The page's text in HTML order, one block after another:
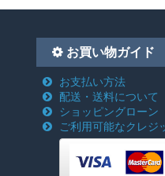
お買い物ガイド
お支払い方法
配送・送料について
ショッピングローン
ご利用可能なクレジ